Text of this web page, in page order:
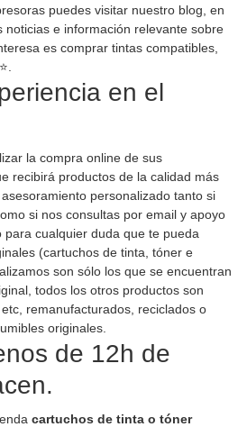
puedes visitar nuestro blog, en
noticias e información relevante sobre
es comprar tintas compatibles,
en el
la compra online de sus
recibirá productos de la calidad más
personalizado tanto si
si nos consultas por email y apoyo
cualquier duda que te pueda
(cartuchos de tinta, tóner e
son sólo los que se encuentran
todos los otros productos son
remanufacturados, reciclados o
originales.
de 12h de
cartuchos de tinta o tóner